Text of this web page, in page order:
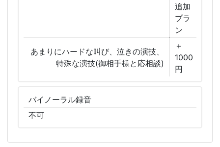
追加
プラ
ン
あまりにハードな叫び、泣きの演技、
特殊な演技(御相手様と応相談)
＋
1000
円
バイノーラル録音
不可